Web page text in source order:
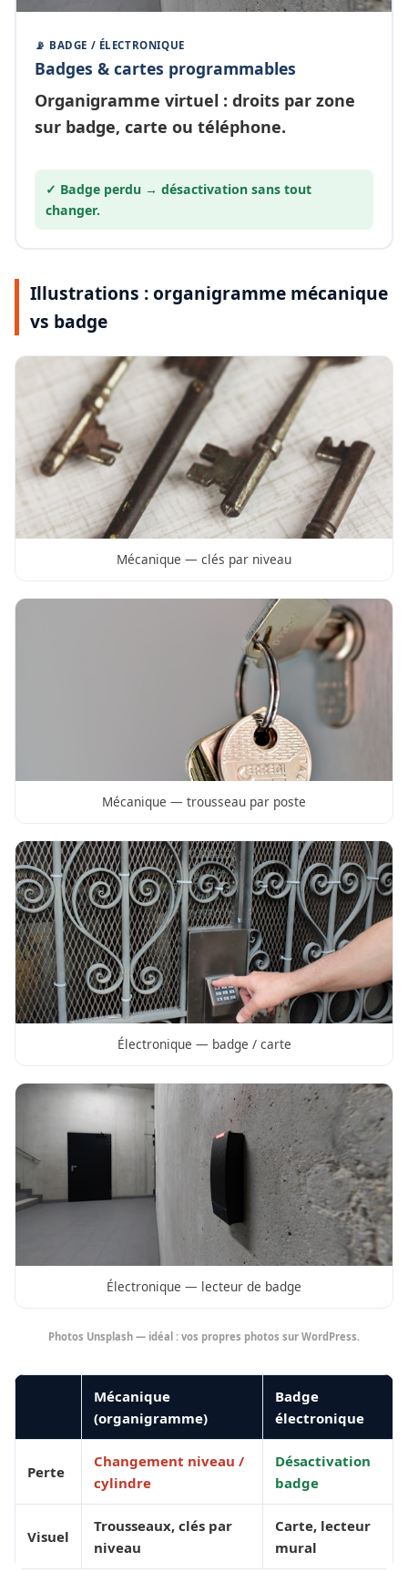
📡 BADGE / ÉLECTRONIQUE
Badges & cartes programmables
Organigramme virtuel : droits par zone
sur badge, carte ou téléphone.
✓ Badge perdu → désactivation sans tout
changer.
Illustrations : organigramme mécanique
vs badge
Mécanique — clés par niveau
Mécanique — trousseau par poste
Électronique — badge / carte
Électronique — lecteur de badge
Photos Unsplash — idéal : vos propres photos sur WordPress.
Mécanique
(organigramme)
Badge
électronique
Perte
Changement niveau /
cylindre
Désactivation
badge
Visuel
Trousseaux, clés par
niveau
Carte, lecteur
mural